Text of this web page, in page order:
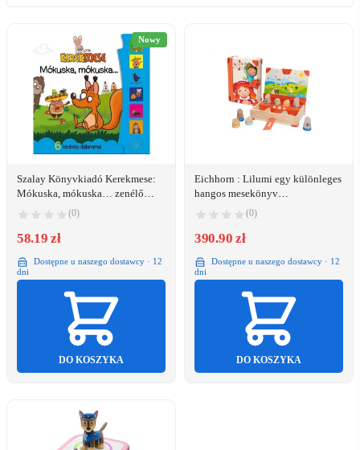
Nowy
Szalay Könyvkiadó Kerekmese:
Mókuska, mókuska… zenélő
könyv (9789636522155)
(0)
58.19 zł
Dostępne u naszego dostawcy · 12
dni
DO KOSZYKA
Eichhorn : Lilumi egy különleges
hangos mesekönyv
(100008000006)
(0)
390.90 zł
Dostępne u naszego dostawcy · 12
dni
DO KOSZYKA